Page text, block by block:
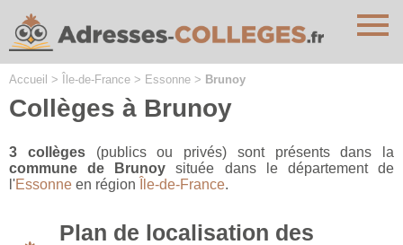
Accueil > Île-de-France > Essonne > Brunoy
Collèges à Brunoy
3 collèges(publics ou privés) sont présents dans la
commune de Brunoy située dans le département de
l'Essonne en région Île-de-France.
Plan de localisation des